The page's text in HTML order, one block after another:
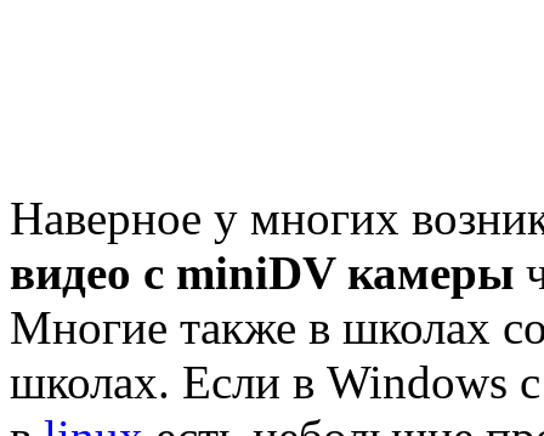
Наверное у многих
видео с miniDV камеры
Многие также в школах
школах. Если в Windows